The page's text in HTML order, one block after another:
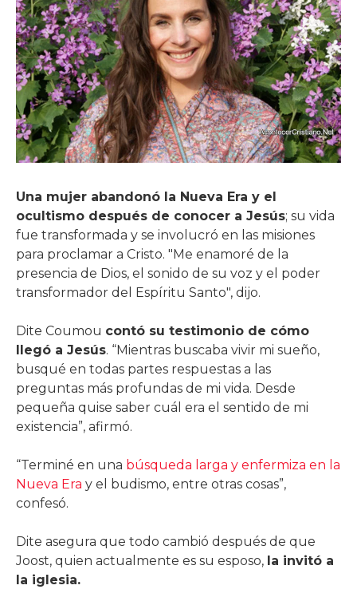
Una mujer abandonó la Nueva Era y el
ocultismo después de conocer a Jesús; su vida
fue transformada y se involucró en las misiones
para proclamar a Cristo. "Me enamoré de la
presencia de Dios, el sonido de su voz y el poder
transformador del Espíritu Santo", dijo.
Dite Coumou contó su testimonio de cómo
llegó a Jesús. “Mientras buscaba vivir mi sueño,
busqué en todas partes respuestas a las
preguntas más profundas de mi vida. Desde
pequeña quise saber cuál era el sentido de mi
existencia”, afirmó.
“Terminé en una búsqueda larga y enfermiza en la
Nueva Era y el budismo, entre otras cosas”,
confesó.
Dite asegura que todo cambió después de que
Joost, quien actualmente es su esposo, la invitó a
la iglesia.